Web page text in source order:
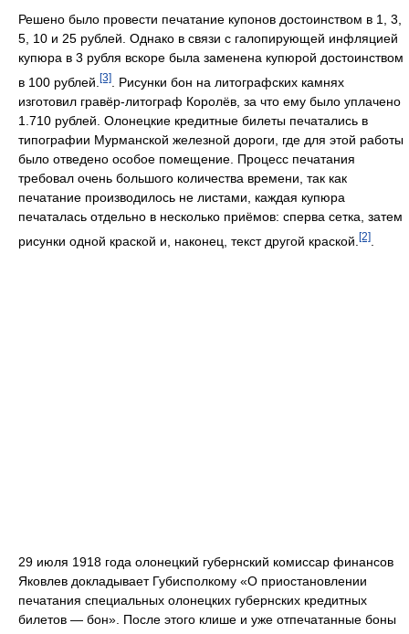
Решено было провести печатание купонов достоинством в 1, 3,
5, 10 и 25 рублей. Однако в связи с галопирующей инфляцией
купюра в 3 рубля вскоре была заменена купюрой достоинством
в 100 рублей. [3]
. Рисунки бон на литографских камнях
изготовил гравёр-литограф Королёв, за что ему было уплачено
1.710 рублей. Олонецкие кредитные билеты печатались в
типографии Мурманской железной дороги, где для этой работы
было отведено особое помещение. Процесс печатания
требовал очень большого количества времени, так как
печатание производилось не листами, каждая купюра
печаталась отдельно в несколько приёмов: сперва сетка, затем
рисунки одной краской и, наконец, текст другой краской. [2]
29 июля 1918 года олонецкий губернский комиссар финансов
Яковлев докладывает Губисполкому «О приостановлении
печатания специальных олонецких губернских кредитных
билетов — бон». После этого клише и уже отпечатанные боны